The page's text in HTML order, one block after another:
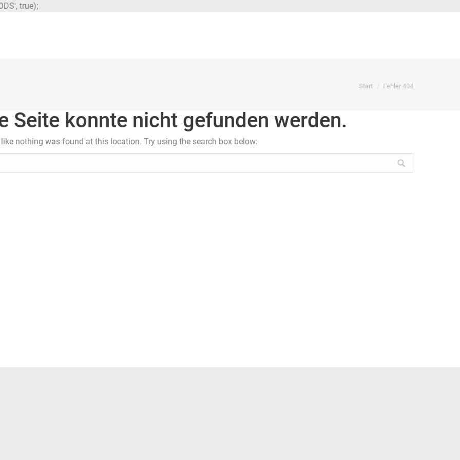
true);
Start Fehler 404
Seite konnte nicht gefunden werden.
nothing was found at this location. Try using the search box below: